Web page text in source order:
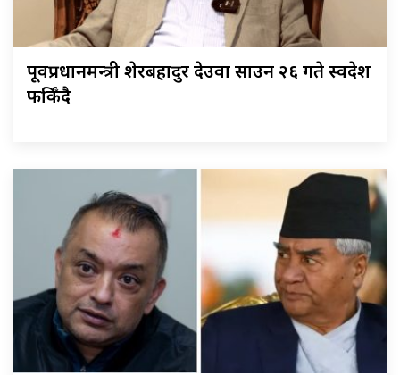
पूर्वप्रधानमन्त्री शेरबहादुर देउवा साउन २६ गते स्वदेश
फर्किँदै